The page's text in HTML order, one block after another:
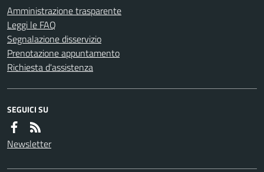
Amministrazione trasparente
Leggi le FAQ
Segnalazione disservizio
Prenotazione appuntamento
Richiesta d'assistenza
SEGUICI SU
Newsletter